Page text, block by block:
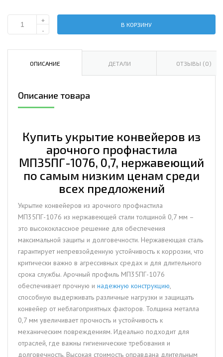
Количество
конвейеров
МП35ПГ-1076,
+
-
В КОРЗИНУ
ОПИСАНИЕ ДЕТАЛИ ОТЗЫВЫ (0)
Описание товара
Купить укрытие конвейеров из
арочного профнастила
МП35ПГ-1076, 0,7, нержавеющий
по самым низким ценам среди
всех предложений
Укрытие конвейеров из арочного профнастила
МП35ПГ-1076 из нержавеющей стали толщиной 0,7 мм –
это высококлассное решение для обеспечения
максимальной защиты и долговечности. Нержавеющая сталь
гарантирует непревзойденную устойчивость к коррозии, что
критически важно в агрессивных средах и для длительного
срока службы. Арочный профиль МП35ПГ-1076
обеспечивает прочную и надежную конструкцию,
способную выдерживать различные нагрузки и защищать
конвейер от неблагоприятных факторов. Толщина металла
0,7 мм увеличивает прочность и устойчивость к
механическим повреждениям. Идеально подходит для
отраслей, где важны гигиенические требования и
долговечность. Высокая стоимость оправдана длительным